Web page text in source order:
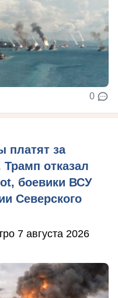
0
платят за
отказал
боевики ВСУ
Северского
7 августа 2026